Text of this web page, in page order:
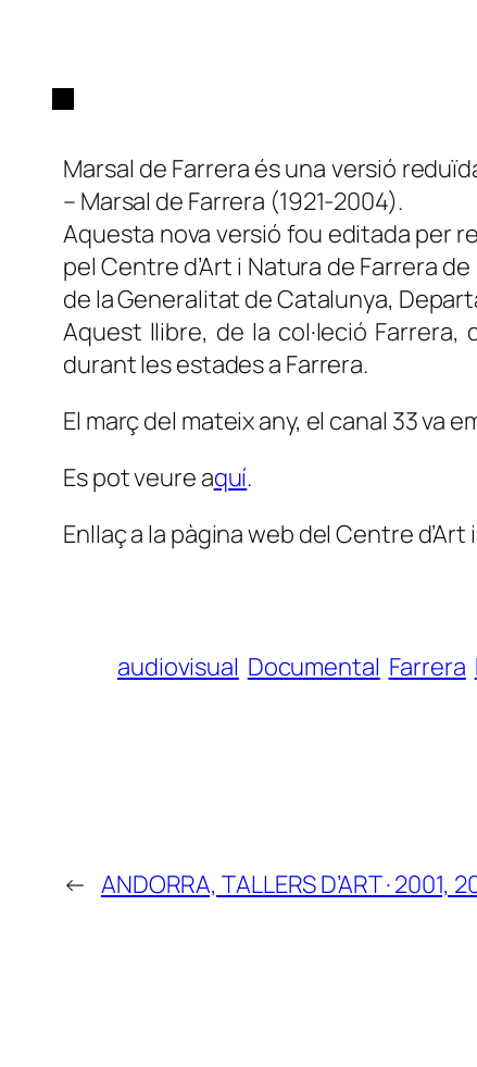
Marsal de Farrera és una versió
– Marsal de Farrera (1921-2004).
Aquesta nova versió fou editada per
pel Centre d’Art i Natura de Farrera
de la Generalitat de Catalunya,
Aquest llibre, de la col·leció Farrera,
durant les estades a Farrera.
El març del mateix any, el canal 33 va
Es pot veure aquí.
Enllaç a la pàgina web del Centre d’Art
audiovisual Documental Farrera
← ANDORRA, TALLERS D’ART · 2001,